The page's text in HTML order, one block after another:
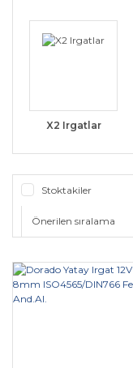
X2 Irgatlar
Stoktakiler